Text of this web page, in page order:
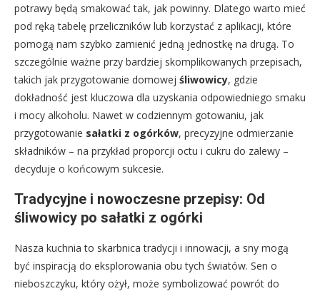
potrawy będą smakować tak, jak powinny. Dlatego warto mieć
pod ręką tabelę przeliczników lub korzystać z aplikacji, które
pomogą nam szybko zamienić jedną jednostkę na drugą. To
szczególnie ważne przy bardziej skomplikowanych przepisach,
takich jak przygotowanie domowej śliwowicy, gdzie
dokładność jest kluczowa dla uzyskania odpowiedniego smaku
i mocy alkoholu. Nawet w codziennym gotowaniu, jak
przygotowanie sałatki z ogórków, precyzyjne odmierzanie
składników – na przykład proporcji octu i cukru do zalewy –
decyduje o końcowym sukcesie.
Tradycyjne i nowoczesne przepisy: Od
śliwowicy po sałatki z ogórki
Nasza kuchnia to skarbnica tradycji i innowacji, a sny mogą
być inspiracją do eksplorowania obu tych światów. Sen o
nieboszczyku, który ożył, może symbolizować powrót do